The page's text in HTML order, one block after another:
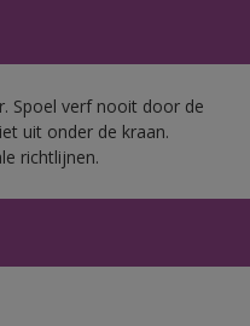
Spoel verf nooit door de
uit onder de kraan.
richtlijnen.